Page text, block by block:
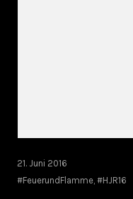
21. Juni 2016
#FeuerundFlamme #HJR16